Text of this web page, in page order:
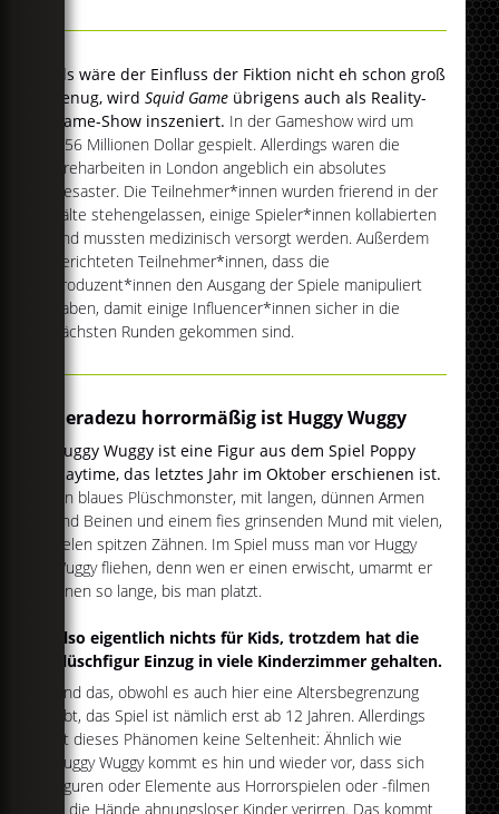
Als wäre der Einfluss der Fiktion nicht eh schon groß
genug, wirdSquid Game übrigens auch als Reality-
Game-Show inszeniert. In der Gameshow wird um
4,56 Millionen Dollar gespielt. Allerdings waren die
Dreharbeiten in London angeblich ein absolutes
Desaster. Die Teilnehmer*innen wurden frierend in der
Kälte stehengelassen, einige Spieler*innen kollabierten
und mussten medizinisch versorgt werden. Außerdem
berichteten Teilnehmer*innen, dass die
Produzent*innen den Ausgang der Spiele manipuliert
haben, damit einige Influencer*innen sicher in die
nächsten Runden gekommen sind.
Geradezu horrormäßig ist Huggy Wuggy
Huggy Wuggy ist eine Figur aus dem Spiel Poppy
Playtime, das letztes Jahr im Oktober erschienen ist.
Ein blaues Plüschmonster, mit langen, dünnen Armen
und Beinen und einem fies grinsenden Mund mit vielen,
vielen spitzen Zähnen. Im Spiel muss man vor Huggy
Wuggy fliehen, denn wen er einen erwischt, umarmt er
einen so lange, bis man platzt.
Also eigentlich nichts für Kids, trotzdem hat die
Plüschfigur Einzug in viele Kinderzimmer gehalten.
Und das, obwohl es auch hier eine Altersbegrenzung
gibt, das Spiel ist nämlich erst ab 12 Jahren. Allerdings
ist dieses Phänomen keine Seltenheit: Ähnlich wie
Huggy Wuggy kommt es hin und wieder vor, dass sich
Figuren oder Elemente aus Horrorspielen oder -filmen
in die Hände ahnungsloser Kinder verirren. Das kommt